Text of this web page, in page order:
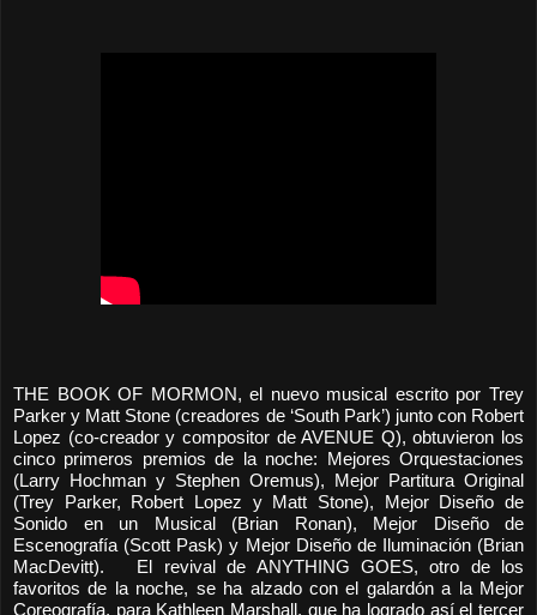
THE BOOK OF MORMON, el nuevo musical escrito por Trey
Parker y Matt Stone (creadores de ‘South Park’) junto con Robert
Lopez (co-creador y compositor de AVENUE Q), obtuvieron los
cinco primeros premios de la noche: Mejores Orquestaciones
(Larry Hochman y Stephen Oremus), Mejor Partitura Original
(Trey Parker, Robert Lopez y Matt Stone), Mejor Diseño de
Sonido en un Musical (Brian Ronan), Mejor Diseño de
Escenografía (Scott Pask) y Mejor Diseño de Iluminación (Brian
MacDevitt). El revival de ANYTHING GOES, otro de los
favoritos de la noche, se ha alzado con el galardón a la Mejor
Coreografía, para Kathleen Marshall, que ha logrado así el tercer